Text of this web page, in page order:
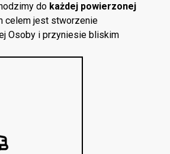
do każdej powierzonej
celem jest stworzenie
Osoby i przyniesie bliskim